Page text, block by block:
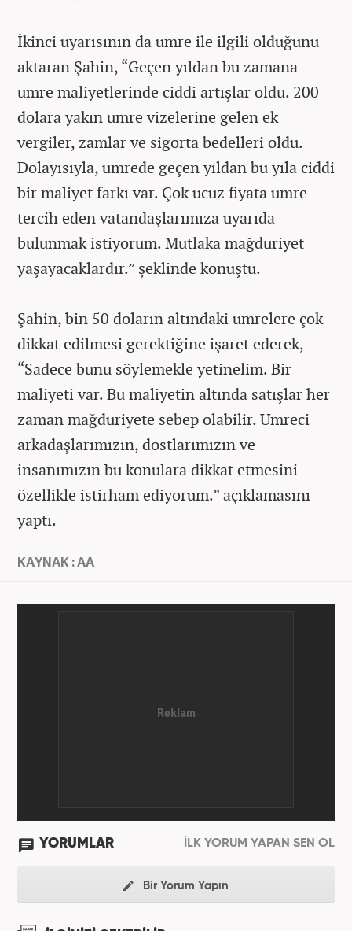
İkinci uyarısının da umre ile ilgili olduğunu
aktaran Şahin, “Geçen yıldan bu zamana
umre maliyetlerinde ciddi artışlar oldu. 200
dolara yakın umre vizelerine gelen ek
vergiler, zamlar ve sigorta bedelleri oldu.
Dolayısıyla, umrede geçen yıldan bu yıla ciddi
bir maliyet farkı var. Çok ucuz fiyata umre
tercih eden vatandaşlarımıza uyarıda
bulunmak istiyorum. Mutlaka mağduriyet
yaşayacaklardır.” şeklinde konuştu.
Şahin, bin 50 doların altındaki umrelere çok
dikkat edilmesi gerektiğine işaret ederek,
“Sadece bunu söylemekle yetinelim. Bir
maliyeti var. Bu maliyetin altında satışlar her
zaman mağduriyete sebep olabilir. Umreci
arkadaşlarımızın, dostlarımızın ve
insanımızın bu konulara dikkat etmesini
özellikle istirham ediyorum.” açıklamasını
yaptı.
KAYNAK : AA
YORUMLAR İLK YORUM YAPAN SEN OL
Bir Yorum Yapın